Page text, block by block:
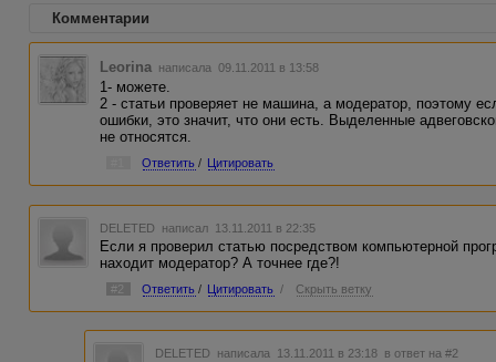
Комментарии
Leorina написала 09.11.2011 в 13:58
1- можете.
2 - статьи проверяет не машина, а модератор, поэтому
ошибки, это значит, что они есть. Выделенные
не относятся.
Ответить / Цитировать
DELETED написал 13.11.2011 в 22:35
Если я проверил статью посредством компьютерной
находит модератор? А точнее где?!
#2 Ответить / Цитировать / Скрыть ветку
DELETED написала 13.11.2011 в 23:18 в ответ на #2